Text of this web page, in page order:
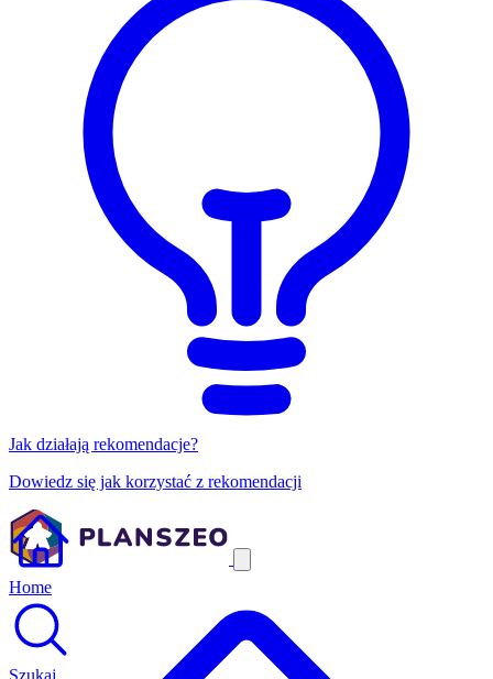
Jak działają rekomendacje?
Dowiedz się jak korzystać z rekomendacji
Home
Szukaj